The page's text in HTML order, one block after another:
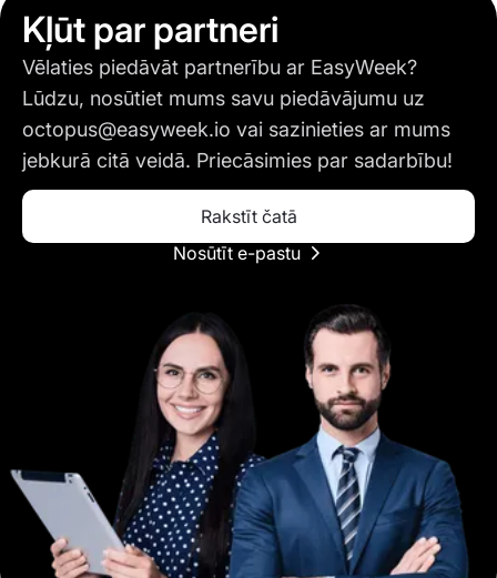
Kļūt par partneri
Vēlaties piedāvāt partnerību ar EasyWeek?
Lūdzu, nosūtiet mums savu piedāvājumu uz
octopus@easyweek.io vai sazinieties ar mums
jebkurā citā veidā. Priecāsimies par sadarbību!
Rakstīt čatā
Nosūtīt e-pastu